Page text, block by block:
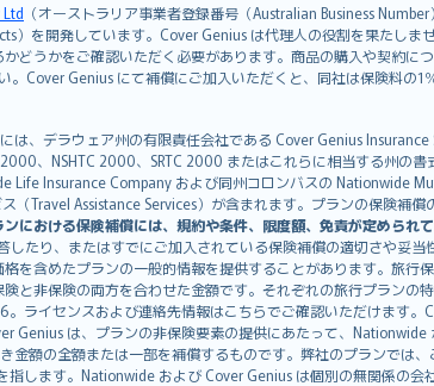
（オーストラリア事業者登録番号（Australian Business
を開発しています。Cover Genius は代理人の役割を果たしま
どうかをご確認いただく必要があります。商品の購入や契約に
Cover Genius にて補償にご加入いただくと、同社は保険料の1
、デラウェア州の有限責任会社である Cover Genius Insurance
、NSHTC 2000、SRTC 2000 またはこれらに相当する州の書
Life Insurance Company および同州コロンバスの Nationwide
Travel Assistance Services）が含まれます。プランの保険補償
における保険補償には、規約や条件、限度額、免責が定められて
たり、またはすでにご加入されている保険補償の適切さや妥当
含めたプランの一般的情報を提供することがあります。旅行保
と非保険の両方を合わせた金額です。それぞれの旅行プランの
ライセンスおよび連絡先情報はこちらでご確認いただけます。
Genius は、プランの非保険要素の提供にあたって、Nationwide
額の全額または一部を補償するものです。弊社のプランでは
します。Nationwide および Cover Genius は個別の無関係の会